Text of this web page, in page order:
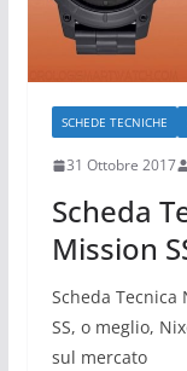
SCHEDE TECNICHE
31 Ottobre 2017
Scheda
Mission
Scheda Tecnica
SS, o meglio,
sul mercato